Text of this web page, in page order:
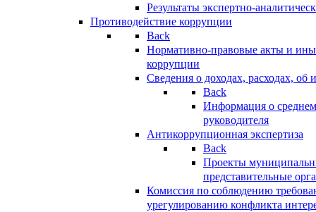
Результаты экспертно-
Противодействие коррупции
Back
Нормативно-правовые акты и
коррупции
Сведения о доходах, расходах, об
Back
Информация о
руководителя
Антикоррупционная экспертиза
Back
Проекты
представительные
Комиссия по соблюдению
урегулированию конфликта